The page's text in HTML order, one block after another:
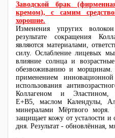
Заводской брак
кремом), с самим
хорошие.
Изменения упругих
результате сокращения
являются материалами,
силу. Ослабление лицевых
влияние солнца и
обезвоживанию и
применением инновационной
использования
Коллагеном и Эластином,
Е+В5, маслом Календулы,
минералами Мёртвого
защищает кожу от усталости и
дня. Результат - обновлённая,